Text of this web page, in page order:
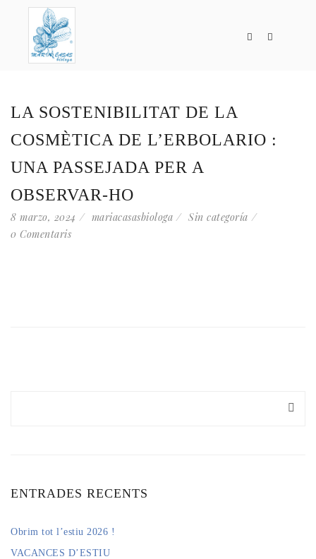
LA SOSTENIBILITAT DE LA
COSMÈTICA DE L’ERBOLARIO :
UNA PASSEJADA PER A
OBSERVAR-HO
8 marzo, 2024 mariacasasbiologa
Sin categoría
0 Comentaris
ENTRADES RECENTS
Obrim tot l’estiu 2026 !
VACANCES D’ESTIU